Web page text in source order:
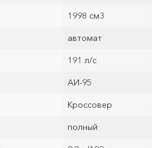
1998 см3
автомат
191 л/с
АИ-95
Кроссовер
полный